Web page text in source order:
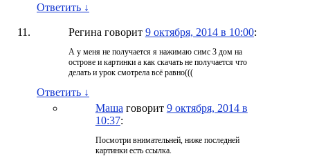
Ответить ↓
Регина говорит 9 октября, 2014 в 10:00:
А у меня не получается я нажимаю симс 3 дом на
острове и картинки а как скачать не получается что
делать и урок смотрела всё равно(((
Ответить ↓
Маша говорит 9 октября, 2014 в
10:37:
Посмотри внимательней, ниже последней
картинки есть ссылка.